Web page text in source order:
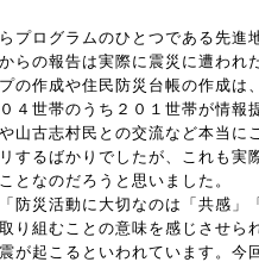
プログラムのひとつである先進
らの報告は実際に震災に遭わ
の作成や住民防災台帳の作成
４世帯のうち２０１世帯が情報
山古志村民との交流など本当に
するばかりでしたが、これも
となのだろうと思いました。
防災活動に大切なのは「共感」
り組むことの意味を感じさせら
が起こるといわれています。今